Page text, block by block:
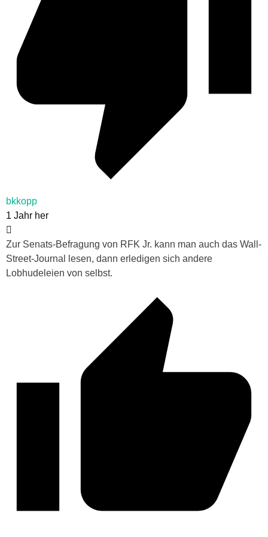
bkkopp
1 Jahr her
Zur Senats-Befragung von RFK Jr. kann man auch das Wall-
Street-Journal lesen, dann erledigen sich andere
Lobhudeleien von selbst.